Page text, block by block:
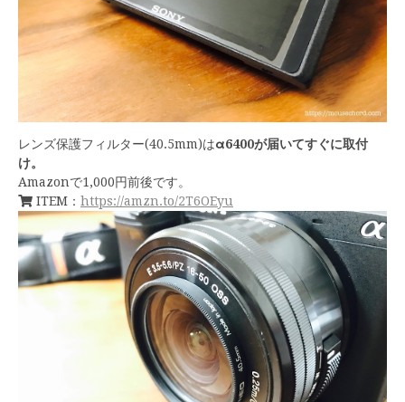
レンズ保護フィルター(40.5mm)はα6400が届いてすぐに取付
け。
Amazonで1,000円前後です。
ITEM： https://amzn.to/2T6OEyu